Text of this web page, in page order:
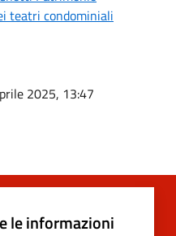
teatri condominiali
2025, 13:47
le informazioni